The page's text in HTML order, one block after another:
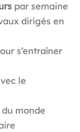
par semaine
dirigés en
s’entraîner
le
monde